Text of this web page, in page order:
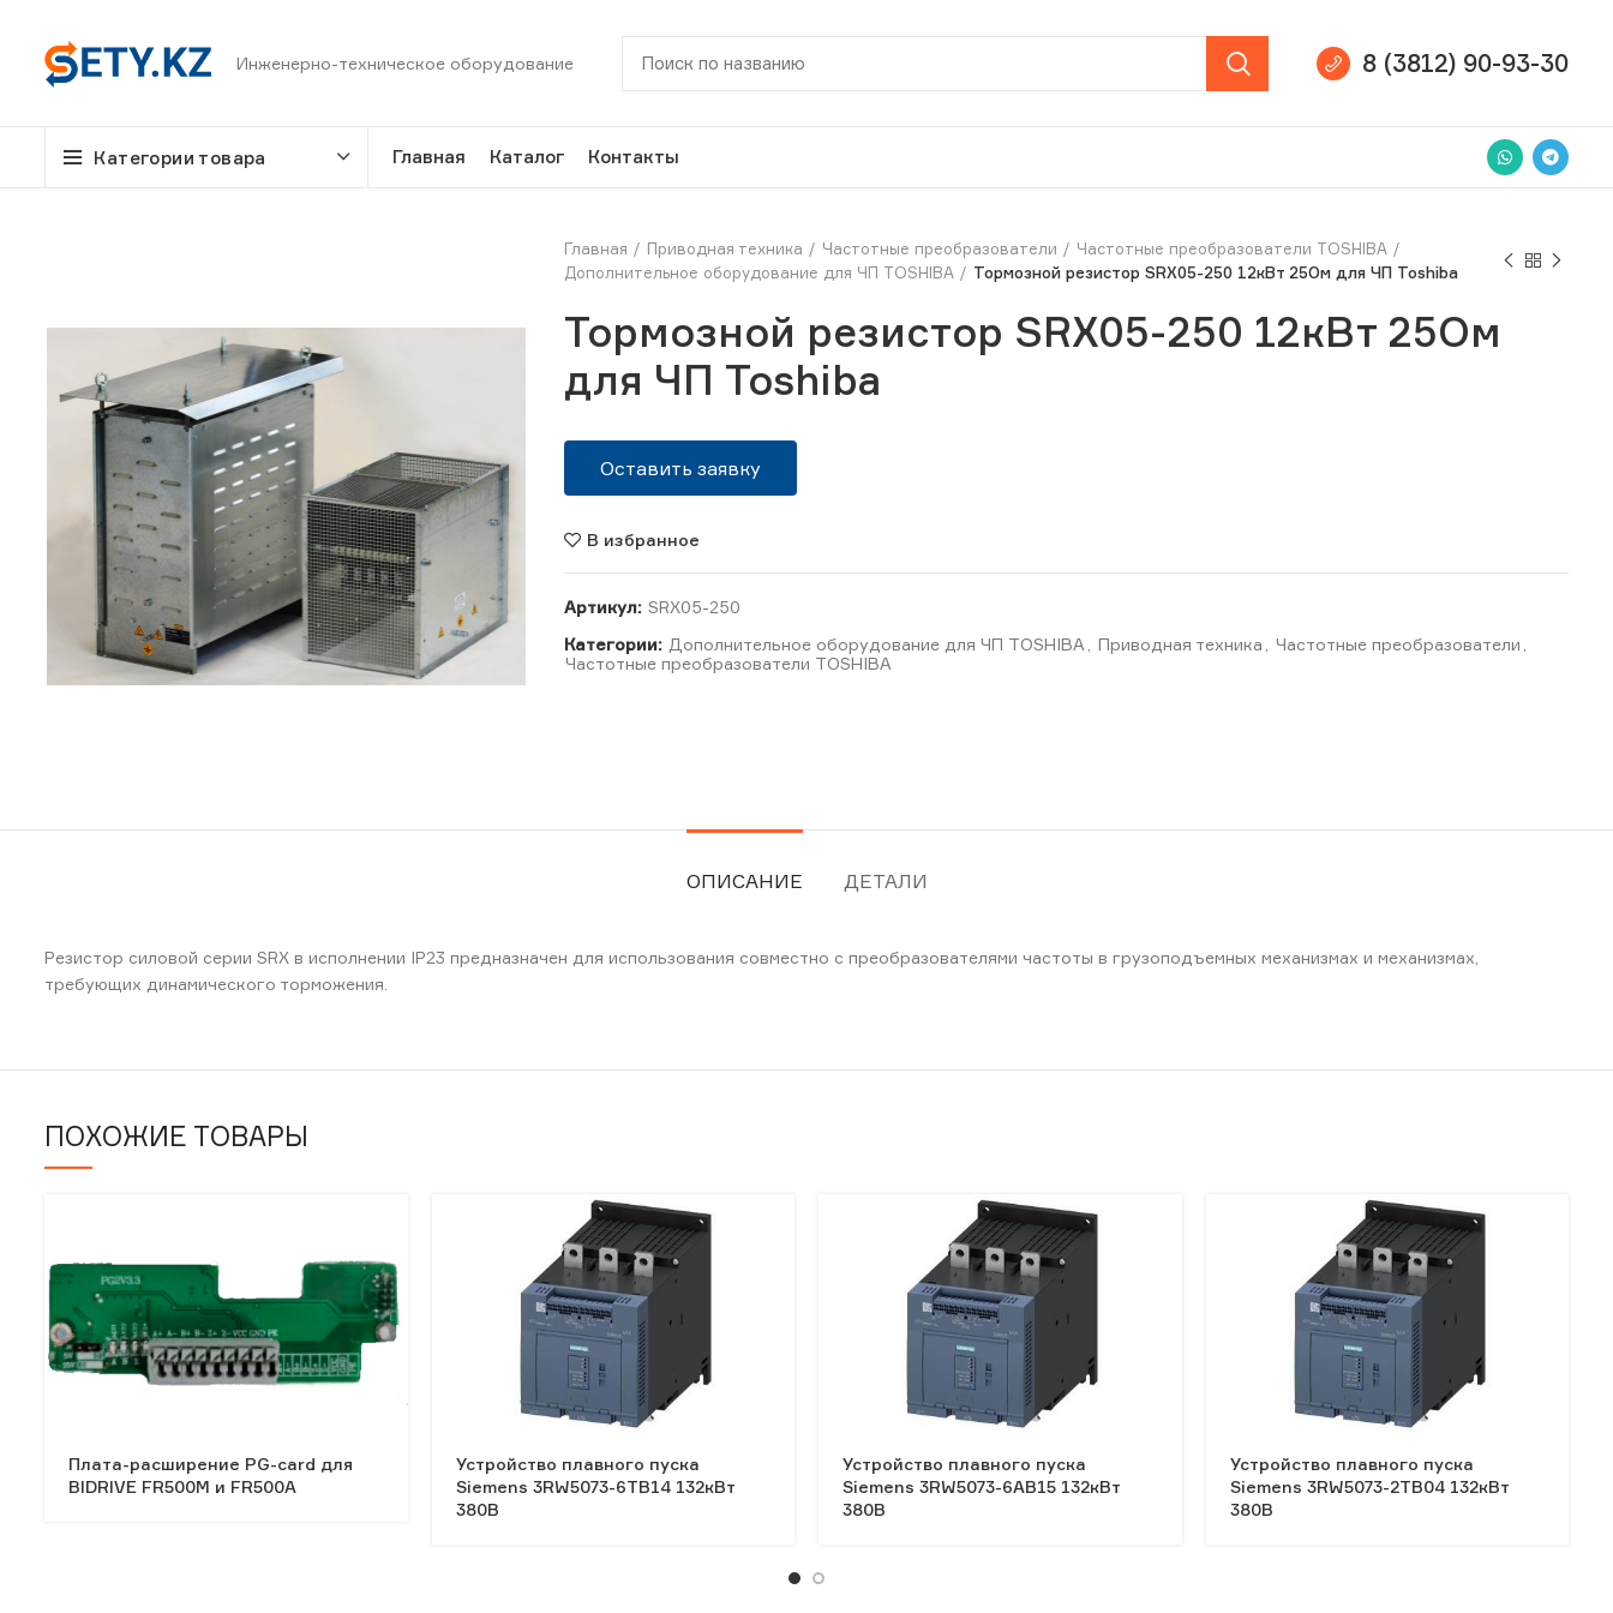
Инженерно-техническое оборудование 8 (3812) 90-93-30
Категории товара Главная Каталог Контакты
Главная Приводная техника Частотные преобразователи
Частотные преобразователи TOSHIBA
Дополнительное оборудование для ЧП TOSHIBA
Тормозной резистор SRX05-250 12кВт 25Ом для ЧП Toshiba
Тормозной резистор SRX05-250 12кВт 25Ом
для ЧП Toshiba
Оставить заявку
В избранное
Артикул: SRX05-250
Категории: Дополнительное оборудование для ЧП TOSHIBA Приводная техника Частотные преобразователи
Частотные преобразователи TOSHIBA
ОПИСАНИЕ ДЕТАЛИ
Резистор силовой серии SRX в исполнении IP23 предназначен для использования совместно с преобразователями частоты в грузоподъемных механизмах и механизмах,
требующих динамического торможения.
ПОХОЖИЕ ТОВАРЫ
Плата-расширение PG-card для
BIDRIVE FR500M и FR500A
Устройство плавного пуска
Siemens 3RW5073-6TB14 132кВт
380В
Устройство плавного пуска
Siemens 3RW5073-6AB15 132кВт
380В
Устройство плавного пуска
Siemens 3RW5073-2TB04 132кВт
380В